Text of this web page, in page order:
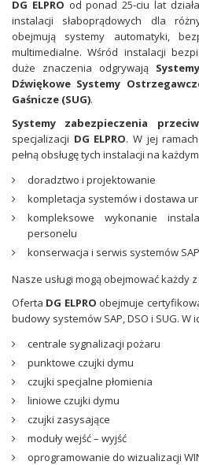
DG ELPRO od ponad 25-ciu lat
instalacji słaboprądowych dla
obejmują systemy automatyki,
multimedialne. Wśród instalacji
duże znaczenia odgrywają
Dźwiękowe Systemy
Gaśnicze (SUG).
Systemy zabezpieczenia
specjalizacji DG ELPRO. W jej
pełną obsługę tych instalacji na
doradztwo i projektowanie
kompletacja systemów i dostawa
kompleksowe wykonanie
personelu
konserwacja i serwis systemów SAP
Nasze usługi mogą obejmować każdy
Oferta DG ELPRO obejmuje
budowy systemów SAP, DSO i SUG. W
centrale sygnalizacji pożaru
punktowe czujki dymu
czujki specjalne płomienia
liniowe czujki dymu
czujki zasysające
moduły wejść – wyjść
oprogramowanie do wizualizacji